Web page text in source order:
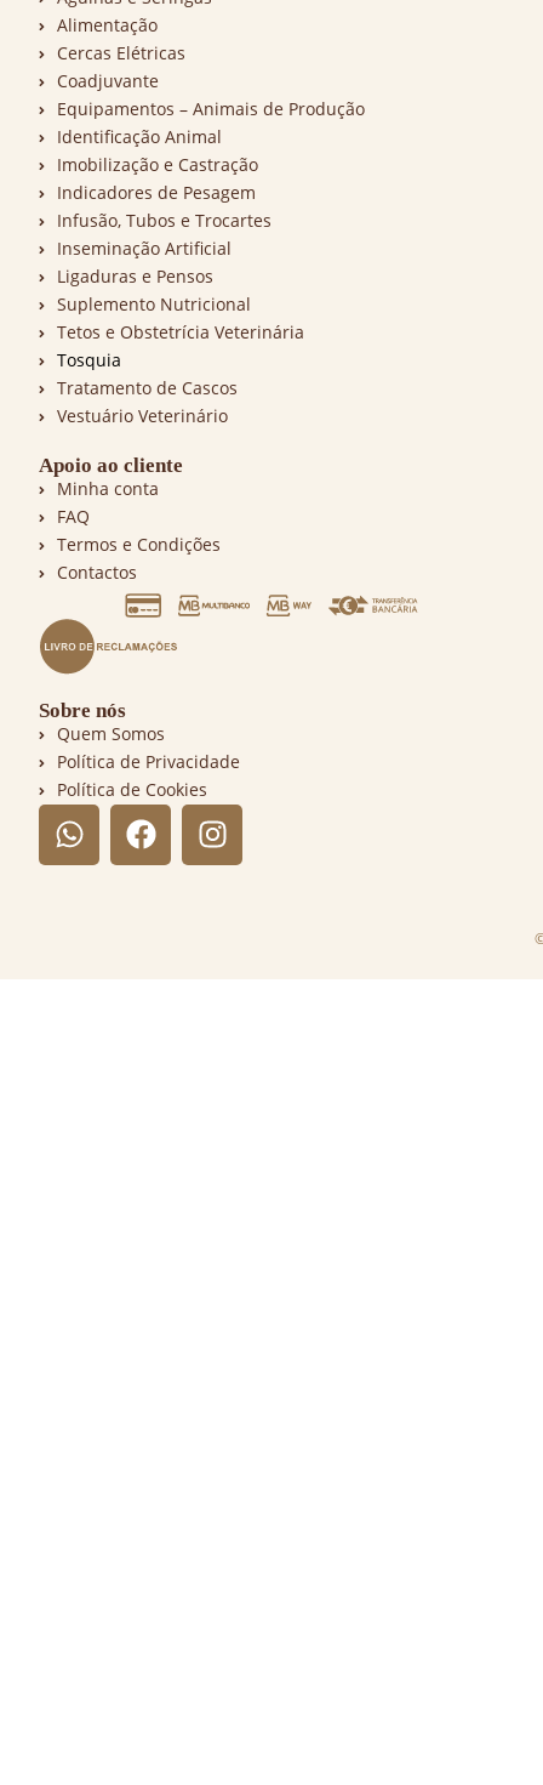
Alimentação
Cercas Elétricas
Coadjuvante
Equipamentos – Animais de Produção
Identificação Animal
Imobilização e Castração
Indicadores de Pesagem
Infusão, Tubos e Trocartes
Inseminação Artificial
Ligaduras e Pensos
Suplemento Nutricional
Tetos e Obstetrícia Veterinária
Tosquia
Tratamento de Cascos
Vestuário Veterinário
Apoio ao cliente
Minha conta
FAQ
Termos e Condições
Contactos
Sobre nós
Quem Somos
Política de Privacidade
Política de Cookies